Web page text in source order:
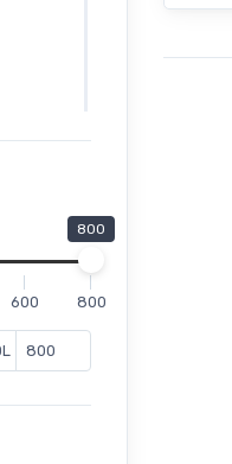
800
600 800